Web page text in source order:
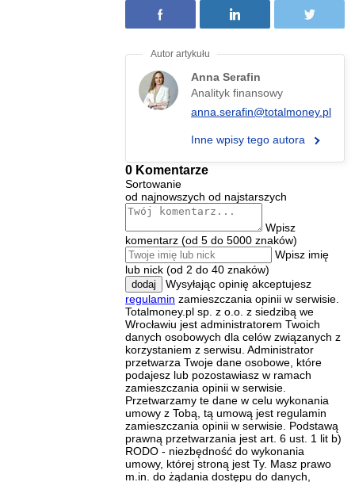
Anna Serafin
Analityk finansowy
anna.serafin@totalmoney.pl
Inne wpisy tego autora
0 Komentarze
Sortowanie
od najnowszych od najstarszych
Wpisz
komentarz (od 5 do 5000 znaków)
Wpisz imię
lub nick (od 2 do 40 znaków)
dodaj
Wysyłając opinię akceptujesz
regulamin zamieszczania opinii w serwisie.
Totalmoney.pl sp. z o.o. z siedzibą we
Wrocławiu jest administratorem Twoich
danych osobowych dla celów związanych z
korzystaniem z serwisu. Administrator
przetwarza Twoje dane osobowe, które
podajesz lub pozostawiasz w ramach
zamieszczania opinii w serwisie.
Przetwarzamy te dane w celu wykonania
umowy z Tobą, tą umową jest regulamin
zamieszczania opinii w serwisie. Podstawą
prawną przetwarzania jest art. 6 ust. 1 lit b)
RODO - niezbędność do wykonania
umowy, której stroną jest Ty. Masz prawo
m.in. do żądania dostępu do danych,